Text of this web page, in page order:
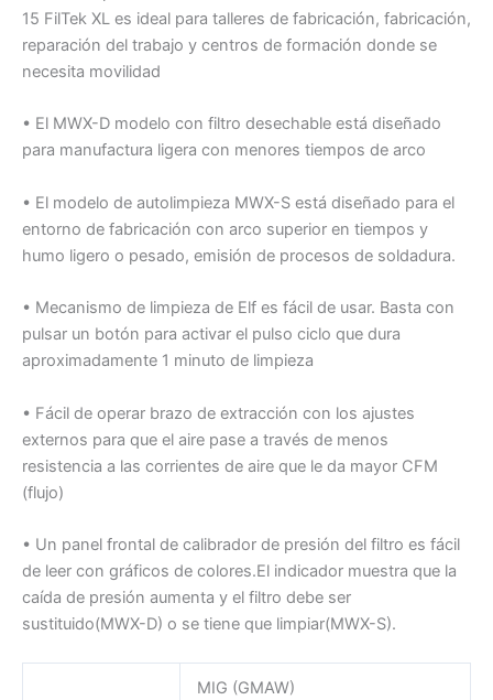
15 FilTek XL es ideal para talleres de fabricación, fabricación,
reparación del trabajo y centros de formación donde se
necesita movilidad
• El MWX-D modelo con filtro desechable está diseñado
para manufactura ligera con menores tiempos de arco
• El modelo de autolimpieza MWX-S está diseñado para el
entorno de fabricación con arco superior en tiempos y
humo ligero o pesado, emisión de procesos de soldadura.
• Mecanismo de limpieza de Elf es fácil de usar. Basta con
pulsar un botón para activar el pulso ciclo que dura
aproximadamente 1 minuto de limpieza
• Fácil de operar brazo de extracción con los ajustes
externos para que el aire pase a través de menos
resistencia a las corrientes de aire que le da mayor CFM
(flujo)
• Un panel frontal de calibrador de presión del filtro es fácil
de leer con gráficos de colores.El indicador muestra que la
caída de presión aumenta y el filtro debe ser
sustituido(MWX-D) o se tiene que limpiar(MWX-S).
MIG (GMAW)